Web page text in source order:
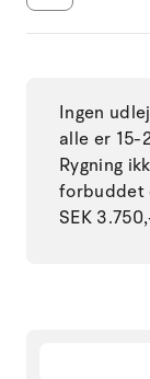
Ingen
alle er 15-
Rygning
forbuddet
SEK